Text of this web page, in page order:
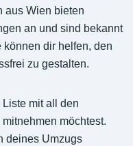
aus Wien bieten
an und sind bekannt
dir helfen, den
zu gestalten.
mit all den
möchtest.
deines Umzugs